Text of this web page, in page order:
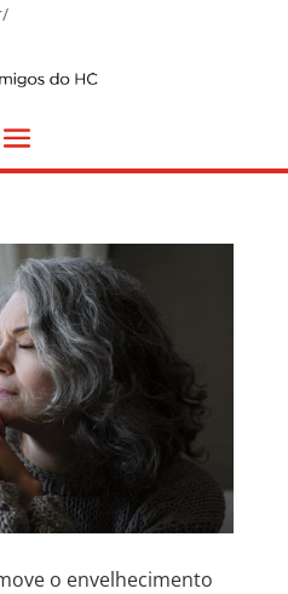
o envelhecimento